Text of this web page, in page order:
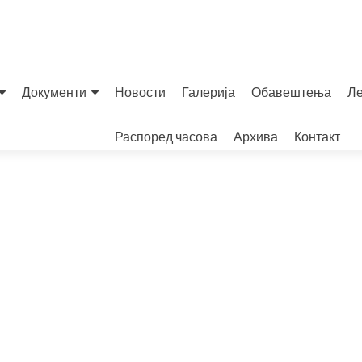
Документи Новости Галерија Обавештења
Распоред часова Архива Контакт